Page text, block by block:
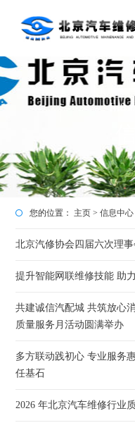
您的位置： 主页 >信息中心
北京汽修协会四届六次理
提升智能网联维修技能 助
共建诚信汽配城 共筑放
质量服务月活动圆满举办
多方联动践初心 专业服务
任基石
2026 年北京汽车维修行业